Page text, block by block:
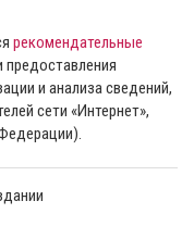
рекомендательные
и анализа сведений,
сети «Интернет»,